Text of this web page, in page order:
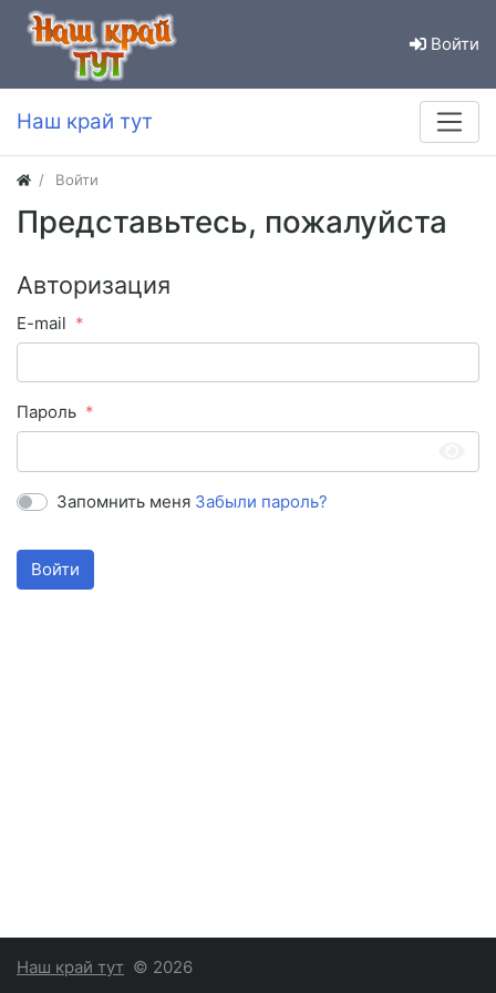
Войти
Наш край тут
Войти
Представьтесь, пожалуйста
Авторизация
E-mail
Пароль
Запомнить меня Забыли пароль?
Войти
Наш край тут © 2026